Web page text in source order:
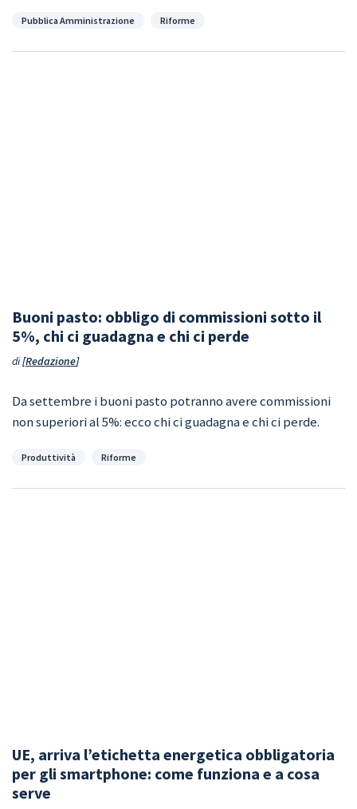
Categorie
Pubblica Amministrazione Riforme
Buoni pasto: obbligo di commissioni sotto il
5%, chi ci guadagna e chi ci perde
di Redazione
Da settembre i buoni pasto potranno avere commissioni
non superiori al 5%: ecco chi ci guadagna e chi ci perde.
Categorie
Produttività Riforme
UE, arriva l’etichetta energetica obbligatoria
per gli smartphone: come funziona e a cosa
serve